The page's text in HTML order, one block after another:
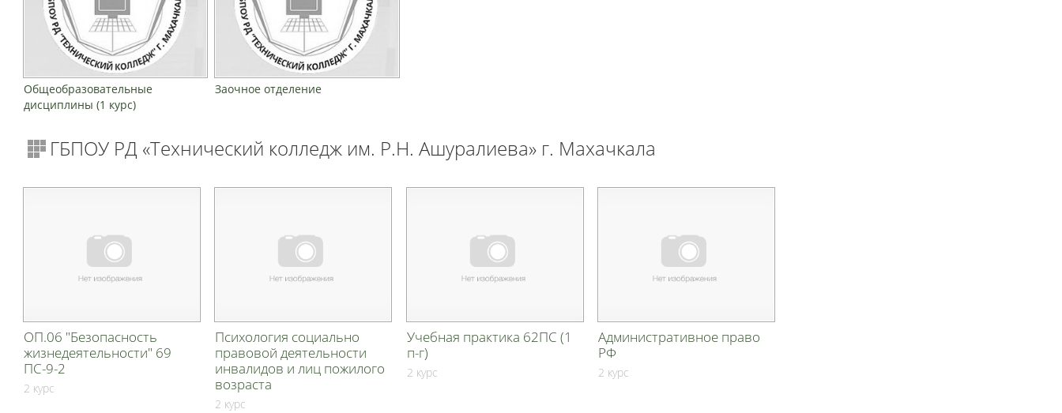
Общеобразовательные
дисциплины (1 курс)
Заочное отделение
ГБПОУ РД «Технический колледж им. Р.Н. Ашуралиева» г. Махачкала
ОП.06 "Безопасность
жизнедеятельности" 69
ПС-9-2
2 курс
Психология социально
правовой деятельности
инвалидов и лиц пожилого
возраста
2 курс
Учебная практика 62ПС (1
п-г)
2 курс
Административное право
РФ
2 курс